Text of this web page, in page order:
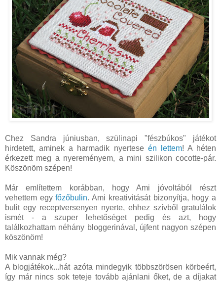
Chez Sandra júniusban, szülinapi "fészbúkos" játékot
hirdetett, aminek a harmadik nyertese én lettem! A héten
érkezett meg a nyereményem, a mini szilikon cocotte-pár.
Köszönöm szépen!
Már említettem korábban, hogy Ami jóvoltából részt
vehettem egyfőzőbulin. Ami kreativitását bizonyítja, hogy a
bulit egy receptversenyen nyerte, ehhez szívből gratulálok
ismét - a szuper lehetőséget pedig és azt, hogy
találkozhattam néhány bloggerinával, újfent nagyon szépen
köszönöm!
Mik vannak még?
A blogjátékok...hát azóta mindegyik többszörösen körbeért,
így már nincs sok teteje tovább ajánlani őket, de a díjakat